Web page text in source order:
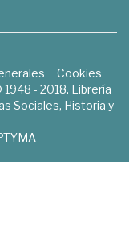
Cookies
- 2018. Librería
Sociales, Historia y